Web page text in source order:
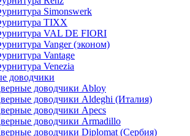
Simonswerk
TIXX
VAL DE FIORI
Vanger (эконом)
Vantage
Venezia
доводчики
доводчики Abloy
доводчики Aldeghi (Италия)
доводчики Apecs
доводчики Armadillo
доводчики Diplomat (Сербия)